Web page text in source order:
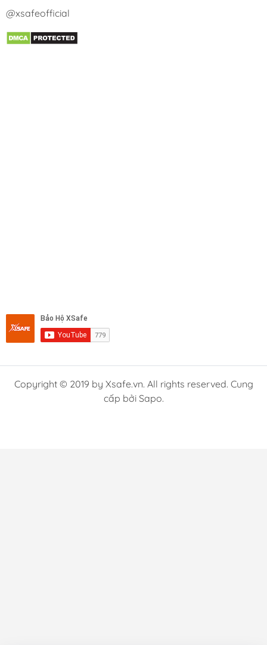
@xsafeofficial
Copyright © 2019 by Xsafe.vn. All rights reserved. Cung
cấp bởi Sapo.